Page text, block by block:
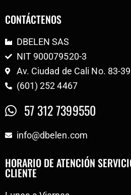
CONTÁCTENOS
DBELEN SAS
NIT 900079520-3
Av. Ciudad de Cali No. 83-
(601) 252 4467
57 312 7399550
info@dbelen.com
HORARIO DE ATENCIÓN
CLIENTE